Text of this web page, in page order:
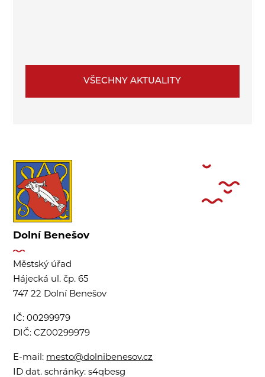
VŠECHNY AKTUALITY
Dolní Benešov
Městský úřad
Hájecká ul. čp. 65
747 22 Dolní Benešov
IČ:00299979
DIČ:CZ00299979
E-mail: mesto@dolnibenesov.cz
ID dat. schránky:s4qbesg